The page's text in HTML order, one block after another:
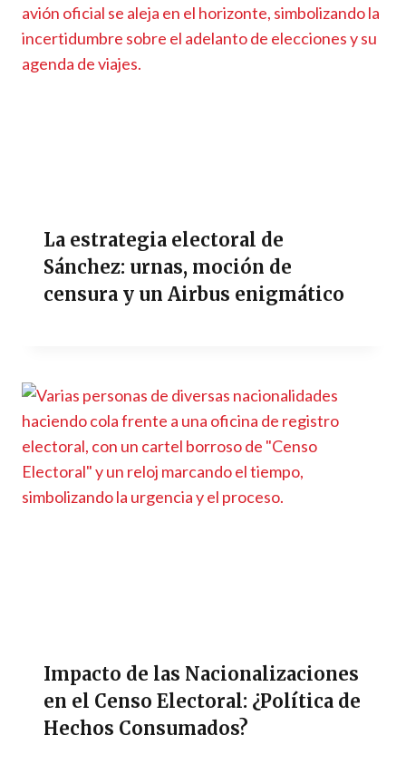
La estrategia electoral de
Sánchez: urnas, moción de
censura y un Airbus enigmático
Impacto de las Nacionalizaciones
en el Censo Electoral: ¿Política de
Hechos Consumados?